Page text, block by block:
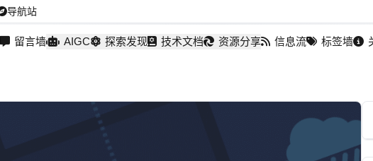
导航站
留言墙 AIGC 探索发现 技术文档 资源分享 信息流 标签墙